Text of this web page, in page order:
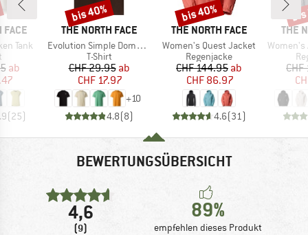
FACE
Tank
Preis
ab
(25)
MARKE
THE NORTH FACE
Artikel
Evolution Simple Dome Short Sleeve
Produktgruppe
T-Shirt
Preis
CHF 29.95reduzierter Preis
ab
CHF 17.97
+10
4.8(8)
Rabatt
bis 40%
MARKE
THE NORTH FACE
Artikel
Women's Quest Jacket
Produktgruppe
Regenjacke
Preis
CHF 144.95reduzierter Preis
ab
CHF 86.97
4.6(31)
Rabatt
bis 40%
THE
Artikel
Women's
BEWERTUNGSÜBERSICHT
4,6
(9)
89%
empfehlen dieses Produkt